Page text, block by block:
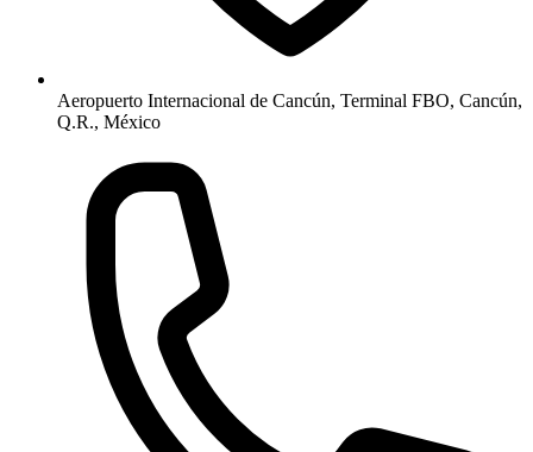
Aeropuerto Internacional de Cancún, Terminal FBO, Cancún,
Q.R., México